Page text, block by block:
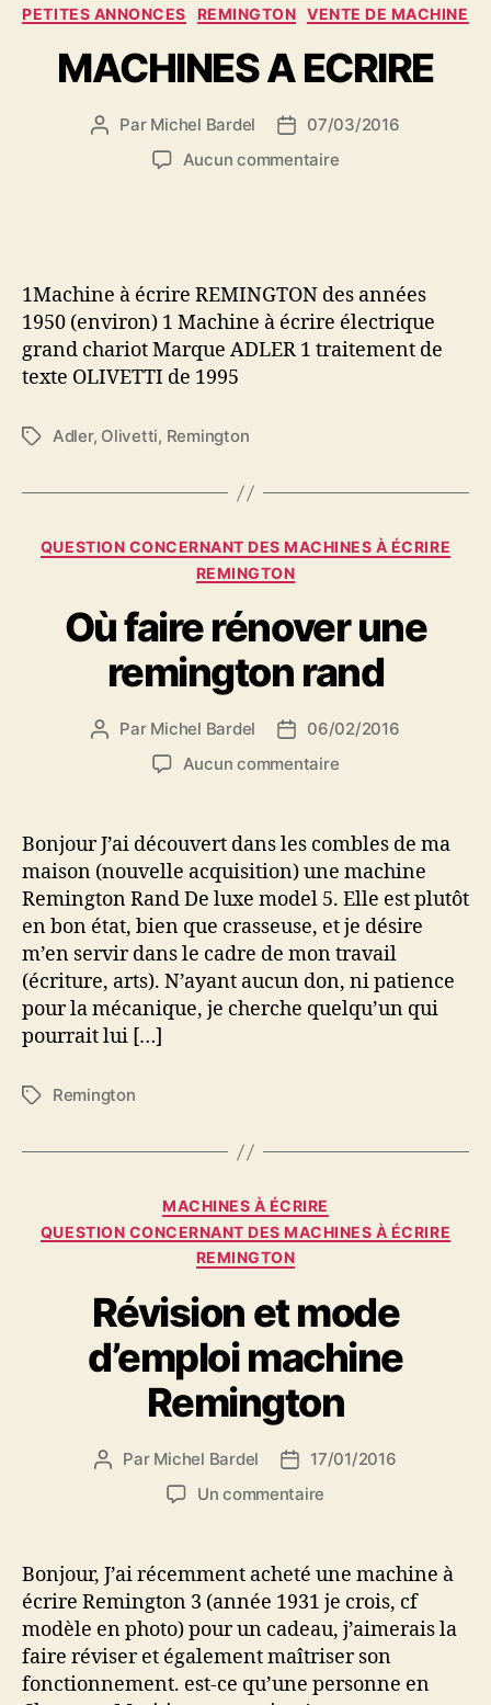
PETITES ANNONCES
REMINGTON VENTE DE MACHINE
MACHINES A ECRIRE
Auteur
Par Michel Bardel
Date
de
07/03/2016
Aucun commentairesur
1Machine à écrire REMINGTON des années
1950 (environ) 1 Machine à écrire électrique
grand chariot Marque ADLER 1 traitement de
texte OLIVETTI de 1995
Étiquettes
Adler, Olivetti, Remington
Catégories
QUESTION CONCERNANT DES MACHINES À ÉCRIRE
REMINGTON
Où faire rénover une
remington rand
Auteur
Par Michel Bardel
Date
de
06/02/2016
Aucun commentairesur
rénover
remington
rand
Bonjour J’ai découvert dans les combles de ma
maison (nouvelle acquisition) une machine
Remington Rand De luxe model 5. Elle est plutôt
en bon état, bien que crasseuse, et je désire
m’en servir dans le cadre de mon travail
(écriture, arts). N’ayant aucun don, ni patience
pour la mécanique, je cherche quelqu’un qui
pourrait lui […]
Étiquettes
Remington
Catégories
MACHINES À ÉCRIRE
QUESTION CONCERNANT DES MACHINES À ÉCRIRE
REMINGTON
Révision et mode
d’emploi machine
Remington
Auteur
Par Michel Bardel
Date
de
17/01/2016
Un commentaire
d’emploi
machine
Remington
Bonjour, J’ai récemment acheté une machine à
écrire Remington 3 (année 1931 je crois, cf
modèle en photo) pour un cadeau, j’aimerais la
faire réviser et également maîtriser son
fonctionnement. est-ce qu’une personne en